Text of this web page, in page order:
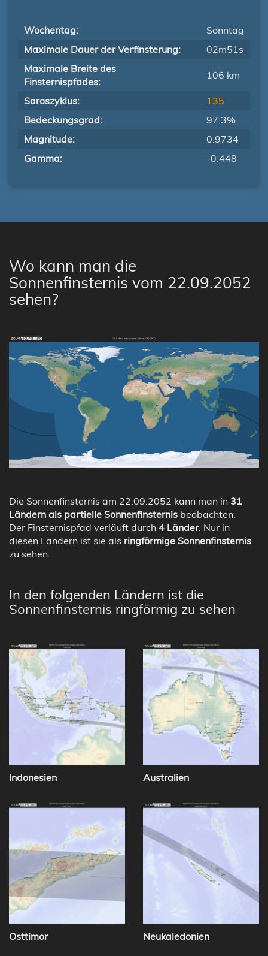
Wochentag:
Sonntag
Maximale Dauer der Verfinsterung:
02m51s
Maximale Breite des
Finsternispfades:
106 km
Saroszyklus:
135
Bedeckungsgrad:
97.3%
Magnitude:
0.9734
Gamma:
-0.448
Wo kann man die
Sonnenfinsternis vom 22.09.2052
sehen?
Die Sonnenfinsternis am 22.09.2052 kann man in 31
Ländern als partielle Sonnenfinsternis beobachten.
Der Finsternispfad verläuft durch 4 Länder. Nur in
diesen Ländern ist sie als ringförmige Sonnenfinsternis
zu sehen.
In den folgenden Ländern ist die
Sonnenfinsternis ringförmig zu sehen
Indonesien Australien
Osttimor Neukaledonien